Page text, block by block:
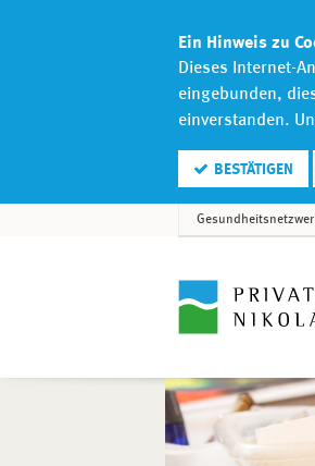
Ein Hinweis zu
Dieses Internet-
eingebunden,
einverstanden.
BESTÄTIGEN